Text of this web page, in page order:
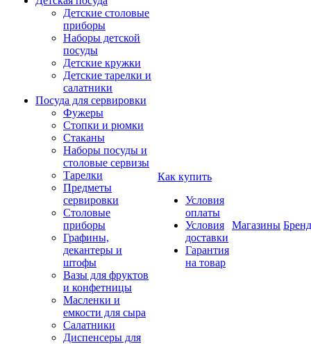
Детские столовые
приборы
Наборы детской
посуды
Детские кружки
Детские тарелки и
салатники
Посуда для сервировки
Фужеры
Стопки и рюмки
Стаканы
Наборы посуды и
столовые сервизы
Тарелки
Предметы
сервировки
Столовые
приборы
Графины,
декантеры и
штофы
Вазы для фруктов
и конфетницы
Масленки и
емкости для сыра
Салатники
Диспенсеры для
Как купить
Условия
оплаты
Условия
доставки
Гарантия
на товар
Магазины